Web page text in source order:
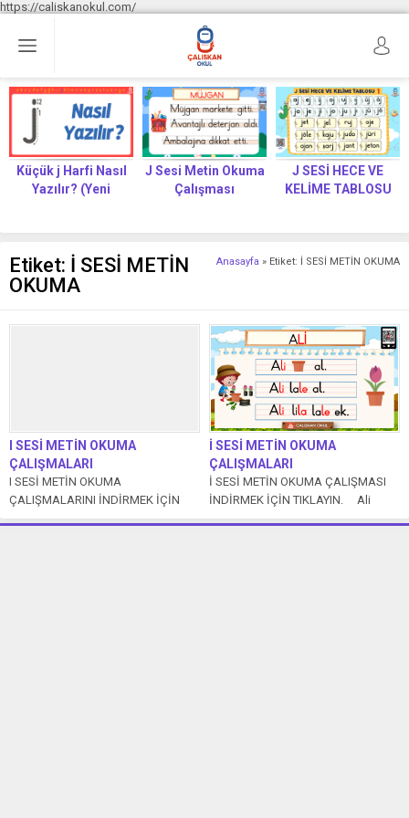
https://caliskanokul.com/
Küçük j Harfi Nasıl
Yazılır? (Yeni
J Sesi Metin Okuma
Çalışması
J SESİ HECE VE
KELİME TABLOSU
Anasayfa » Etiket: İ SESİ METİN OKUMA
Etiket: İ SESİ METİN
OKUMA
I SESİ METİN OKUMA
ÇALIŞMALARI
I SESİ METİN OKUMA
ÇALIŞMALARINI İNDİRMEK İÇİN
TIKLAYIN. IRMAK Irmak altı elma
İ SESİ METİN OKUMA
ÇALIŞMALARI
İ SESİ METİN OKUMA ÇALIŞMASI
İNDİRMEK İÇİN TIKLAYIN. Ali
(saksı) al. Ali lale...